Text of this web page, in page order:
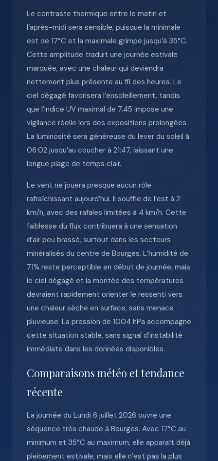
Le contraste thermique entre le matin et
l’après-midi sera sensible, puisque la minimale
est de 17°C et la maximale grimpe jusqu’à 35°C.
Cette amplitude traduit une journée estivale
marquée, avec une chaleur qui deviendra
nettement plus présente au fil des heures. Le
ciel dégagé favorisera l’ensoleillement, tandis
que l’indice UV maximal de 7.45 impose une
vigilance réelle lors des expositions prolongées.
La luminosité sera généreuse du lever du soleil à
06:02 jusqu’au coucher à 21:47, laissant une
longue plage de temps clair.
Le vent ne jouera presque aucun rôle
rafraîchissant aujourd’hui. Il souffle de l’est à 2
km/h, avec des rafales limitées à 4 km/h. Cette
faiblesse du flux contribuera à une sensation
d’air peu brassé, surtout dans les secteurs
minéralisés du centre de Bourges. L’humidité de
71% reste perceptible en début de journée, mais
le ciel dégagé et la montée des températures
devraient rapidement orienter le ressenti vers
une chaleur sèche en surface, sans menace
pluvieuse. La pression de 1004 hPa accompagne
cette situation stable, sans signal d’instabilité
immédiate dans les données disponibles.
Comparaisons météo et tendance
récente
La journée du Lundi 6 juillet 2026 ouvre une
séquence très chaude à Bourges. Avec 17°C au
minimum et 35°C au maximum, elle apparaît déjà
pleinement estivale, mais elle n’est pas la plus